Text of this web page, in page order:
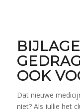
OOK
Dat nieuwe
niet? Als jullie het